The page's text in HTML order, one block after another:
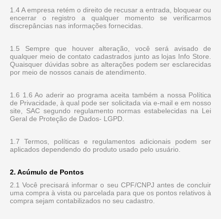
1.4 A empresa retém o direito de recusar a entrada, bloquear ou
encerrar o registro a qualquer momento se verificarmos
discrepâncias nas informações fornecidas.
1.5 Sempre que houver alteração, você será avisado de
qualquer meio de contato cadastrados junto as lojas Info Store.
Quaisquer dúvidas sobre as alterações podem ser esclarecidas
por meio de nossos canais de atendimento.
1.6 1.6 Ao aderir ao programa aceita também a nossa Política
de Privacidade, à qual pode ser solicitada via e-mail e em nosso
site, SAC segundo regulamento normas estabelecidas na Lei
Geral de Proteção de Dados- LGPD.
1.7 Termos, políticas e regulamentos adicionais podem ser
aplicados dependendo do produto usado pelo usuário.
2. Acúmulo de Pontos
2.1 Você precisará informar o seu CPF/CNPJ antes de concluir
uma compra à vista ou parcelada para que os pontos relativos à
compra sejam contabilizados no seu cadastro.